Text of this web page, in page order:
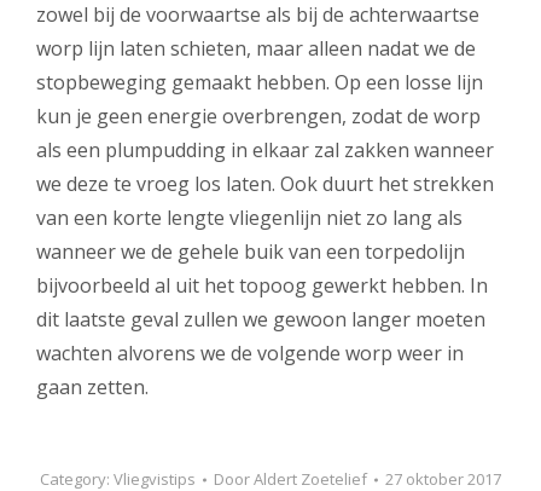
zowel bij de voorwaartse als bij de achterwaartse
worp lijn laten schieten, maar alleen nadat we de
stopbeweging gemaakt hebben. Op een losse lijn
kun je geen energie overbrengen, zodat de worp
als een plumpudding in elkaar zal zakken wanneer
we deze te vroeg los laten. Ook duurt het strekken
van een korte lengte vliegenlijn niet zo lang als
wanneer we de gehele buik van een torpedolijn
bijvoorbeeld al uit het topoog gewerkt hebben. In
dit laatste geval zullen we gewoon langer moeten
wachten alvorens we de volgende worp weer in
gaan zetten.
Category: Vliegvistips DoorAldert Zoetelief 27 oktober 2017